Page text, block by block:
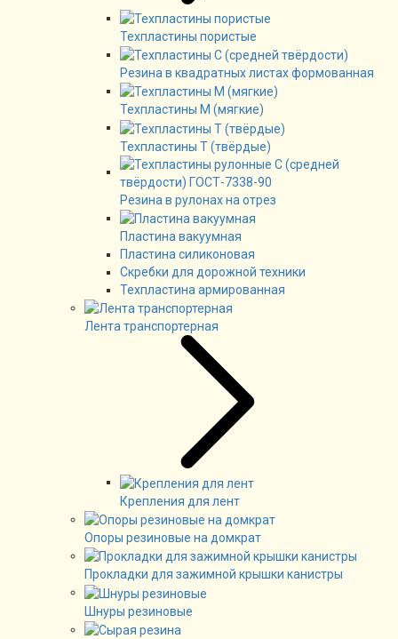
Техпластины пористые
Резина в квадратных листах формованная
Техпластины М (мягкие)
Техпластины Т (твёрдые)
Резина в рулонах на отрез
Пластина вакуумная
Пластина силиконовая
Скребки для дорожной техники
Техпластина армированная
Лента транспортерная
Крепления для лент
Опоры резиновые на домкрат
Прокладки для зажимной крышки канистры
Шнуры резиновые